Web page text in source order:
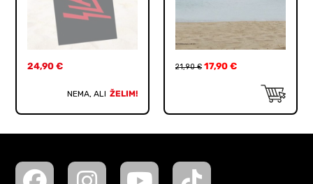
24,90€
NEMA, ALI ŽELIM!
21,90€ 17,90 €